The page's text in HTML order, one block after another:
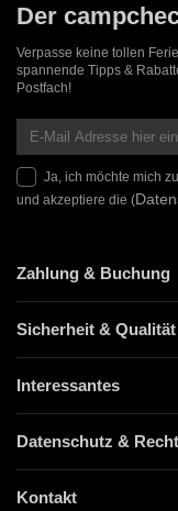
Der
Verpasse keine tollen
spannende Tipps &
Postfach!
Ja, ich möchte mich
und akzeptiere die (
Zahlung & Buchung
Sicherheit & Qualität
Interessantes
Datenschutz &
Kontakt